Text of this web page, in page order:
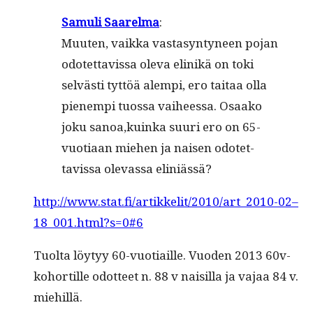
Samuli Saarel­ma:
Muuten, vaik­ka vas­ta­syn­tyneen pojan
odotet­tavis­sa ole­va elinikä on toki
selvästi tyt­töä alem­pi, ero taitaa olla
pienem­pi tuos­sa vai­heessa. Osaako
joku sanoa,kuinka suuri ero on 65-
vuo­ti­aan miehen ja naisen odotet­
tavis­sa olevas­sa eliniässä?
http://www.stat.fi/artikkelit/2010/art_2010-02–
18_001.html?s=0#6
Tuol­ta löy­tyy 60-vuo­ti­aille. Vuo­den 2013 60v-
kohor­tille odot­teet n. 88 v naisil­la ja vajaa 84 v.
miehillä.